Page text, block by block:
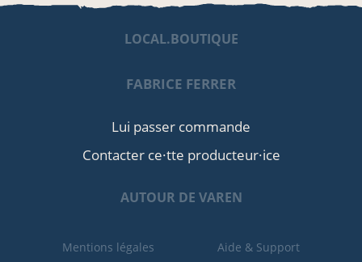
LOCAL.BOUTIQUE
FABRICE FERRER
Lui passer commande
Contacter ce·tte producteur·ice
AUTOUR DE VAREN
Mentions légales Aide & Support